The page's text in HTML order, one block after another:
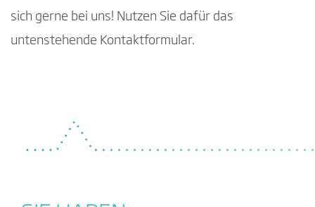
sich gerne bei uns! Nutzen Sie dafür das
untenstehende Kontaktformular.